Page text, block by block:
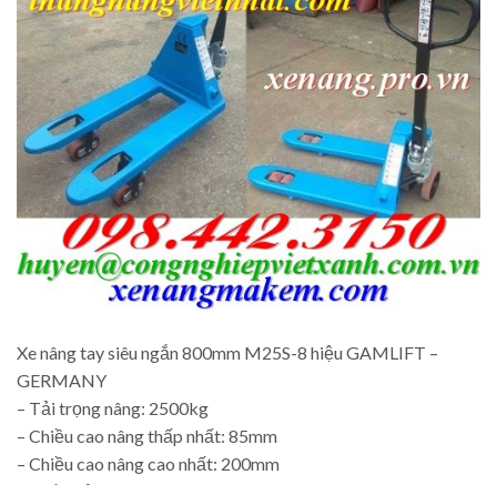
Xe nâng tay siêu ngắn 800mm M25S-8 hiệu GAMLIFT –
GERMANY
– Tải trọng nâng: 2500kg
– Chiều cao nâng thấp nhất: 85mm
– Chiều cao nâng cao nhất: 200mm